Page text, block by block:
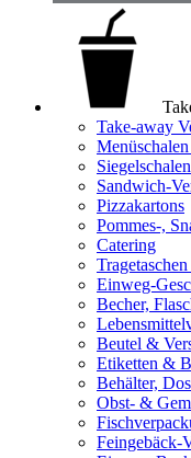
Take-away
Siegelschalen
Sandwich-
Pizzakartons
Pommes-,
Catering
Einweg-
Becher,
Beutel &
Etiketten &
Behälter,
Obst- &
Feingebäck-